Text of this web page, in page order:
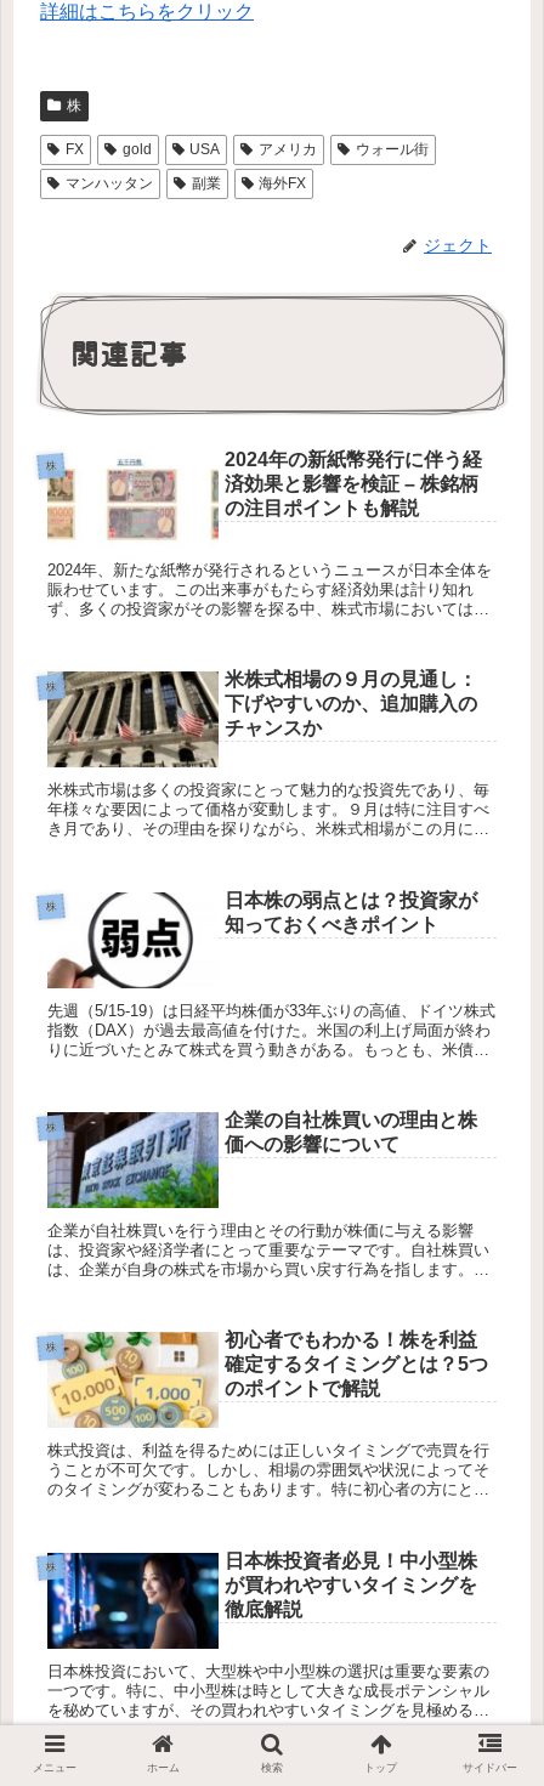
詳細はこちらをクリック
株
FX gold USA アメリカ
ウォール街
マンハッタン
副業 海外FX
ジェクト
関連記事
株
2024年の新紙幣発行に伴う経
済効果と影響を検証 – 株銘柄
の注目ポイントも解説
2024年、新たな紙幣が発行されるというニュースが日本全体を
賑わせています。この出来事がもたらす経済効果は計り知れ
ず、多くの投資家がその影響を探る中、株式市場においては新
株
米株式相場の９月の見通し：
下げやすいのか、追加購入の
チャンスか
米株式市場は多くの投資家にとって魅力的な投資先であり、毎
年様々な要因によって価格が変動します。９月は特に注目すべ
き月であり、その理由を探りながら、米株式相場がこの月にど
株
日本株の弱点とは？投資家が
知っておくべきポイント
先週（5/15-19）は日経平均株価が33年ぶりの高値、ドイツ株式
指数（DAX）が過去最高値を付けた。米国の利上げ局面が終わ
りに近づいたとみて株式を買う動きがある。もっとも、米債務
株
企業の自社株買いの理由と株
価への影響について
企業が自社株買いを行う理由とその行動が株価に与える影響
は、投資家や経済学者にとって重要なテーマです。自社株買い
は、企業が自身の株式を市場から買い戻す行為を指します。こ
株
初心者でもわかる！株を利益
確定するタイミングとは？5つ
のポイントで解説
株式投資は、利益を得るためには正しいタイミングで売買を行
うことが不可欠です。しかし、相場の雰囲気や状況によってそ
のタイミングが変わることもあります。特に初心者の方にとっ
株
日本株投資者必見！中小型株
が買われやすいタイミングを
徹底解説
日本株投資において、大型株や中小型株の選択は重要な要素の
一つです。特に、中小型株は時として大きな成長ポテンシャル
を秘めていますが、その買われやすいタイミングを見極めるこ
場における中小型...
メニュー ホーム 検索 トップ サイドバー